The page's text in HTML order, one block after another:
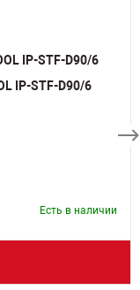
IP-STF-D90/6
Есть в наличии